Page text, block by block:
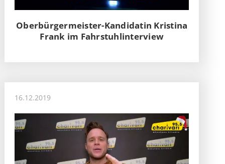
Oberbürgermeister-Kandidatin Kristina
Frank im Fahrstuhlinterview
16.12.2019